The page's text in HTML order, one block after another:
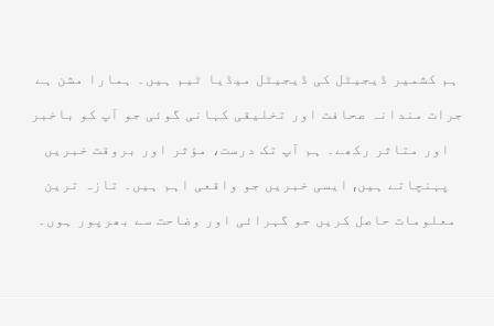
ہم کشمیر ڈیجیٹل کی ڈیجیٹل میڈیا ٹیم ہیں۔ ہمارا مشن ہے
جرات مندانہ صحافت اور تخلیقی کہانی گوئی جو آپ کو باخبر
اور متاثر رکھے۔ ہم آپ تک درست، مؤثر اور بروقت خبریں
پہنچاتے ہیں, ایسی خبریں جو واقعی اہم ہیں۔ تازہ ترین
معلومات حاصل کریں جو گہرائی اور وضاحت سے بھرپور ہوں۔